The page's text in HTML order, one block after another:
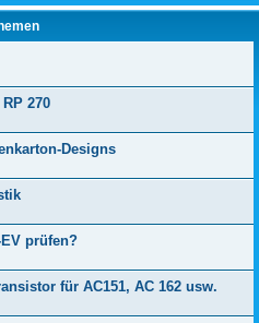
270
Designs
prüfen?
für AC151, AC 162 usw.